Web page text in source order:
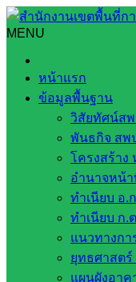
Skip
to
content
MENU
หน้าแรก
ข้อมูลพื้นฐาน
วิสัยทัศน์สพ
พันธกิจ สพ
โครงสร้าง
อำนาจหน้า
ทำเนียบ อ.
ทำเนียบ ก.
แนวทางกา
ยุทธศาสตร์
แผนผังอาค
Search
ประชุมประสานแผนแล
กระทรวงศึกษาธิการ
ประชุมประสา
ตรวจราชการ
มกราคม 23, 2025
ประชาสัมพันธ์ สพป.สก
วันพฤหัสบดี ที่ 23 มกรา